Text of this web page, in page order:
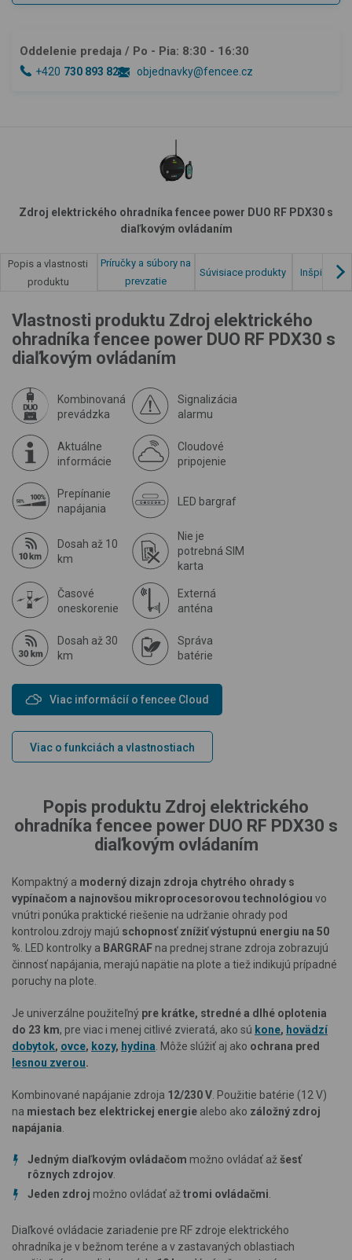
Oddelenie predaja / Po - Pia: 8:30 - 16:30
+420 730 893 828 objednavky@fencee.cz
Zdroj elektrického ohradníka fencee power DUO RF PDX30 s
diaľkovým ovládaním
Popis a vlastnosti
produktu
Príručky a súbory na
prevzatie
Súvisiace produkty Inšpirácia
Vlastnosti produktu Zdroj elektrického
ohradníka fencee power DUO RF PDX30 s
diaľkovým ovládaním
Kombinovaná
prevádzka
Signalizácia
alarmu
Aktuálne
informácie
Cloudové
pripojenie
Prepínanie
napájania
LED bargraf
Dosah až 10
km
Nie je
potrebná SIM
karta
Časové
oneskorenie
Externá
anténa
Dosah až 30
km
Správa
batérie
Viac informácií o fencee Cloud
Viac o funkciách a vlastnostiach
Popis produktu Zdroj elektrického
ohradníka fencee power DUO RF PDX30 s
diaľkovým ovládaním
Kompaktný a moderný dizajn zdroja chytrého ohrady s
vypínačom a najnovšou mikroprocesorovou technológiou vo
vnútri ponúka praktické riešenie na udržanie ohrady pod
kontrolou. zdrojy majú schopnosť znížiť výstupnú energiu na 50
% . LED kontrolky a BARGRAF na prednej strane zdroja zobrazujú
činnosť napájania, merajú napätie na plote a tiež indikujú prípadné
poruchy na plote.
Je univerzálne použiteľný pre krátke, stredné a dlhé oplotenia
do 23 km, pre viac i menej citlivé zvieratá, ako sú kone, hovädzí
dobytok, ovce, kozy, hydina . Môže slúžiť aj ako ochrana pred
lesnou zverou.
Kombinované napájanie zdroja 12/230 V . Použitie batérie (12 V)
na miestach bez elektrickej energie alebo ako záložný zdroj
napájania
Jedným diaľkovým ovládačom možno ovládať až šesť
rôznych zdrojov
Jeden zdroj možno ovládať až tromi ovládačmi
Diaľkové ovládacie zariadenie pre RF zdroje elektrického
ohradníka je v bežnom teréne a v zastavaných oblastiach